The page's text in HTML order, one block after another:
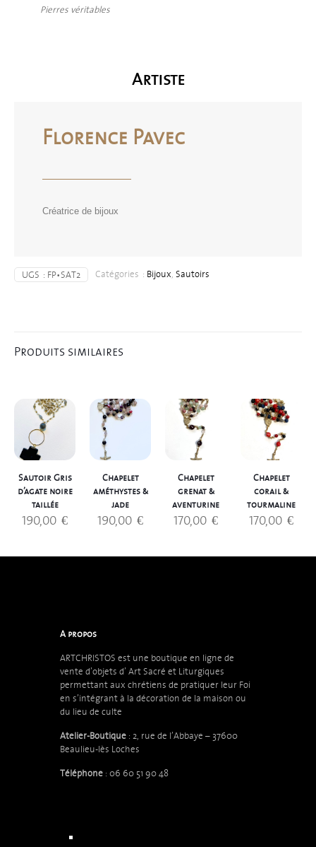
Pierres véritables
Artiste
Florence Pavec
Créatrice de bijoux
UGS : FP•SAT2 Catégories : Bijoux,Sautoirs
Produits similaires
Sautoir Gris
d’agate noire
taillée
190,00 €
Chapelet
améthystes &
jade
190,00 €
Chapelet
grenat &
aventurine
170,00 €
Chapelet
corail &
tourmaline
170,00 €
A propos
ARTCHRISTOS est une boutique en ligne de
vente d’objets d’Art Sacré et Liturgiques
permettant aux chrétiens de pratiquer leur Foi
en s’intégrant à la décoration de la maison ou
du lieu de culte
Atelier-Boutique: 2, rue de l’Abbaye – 37600
Beaulieu-lès Loches
Téléphone: 06 60 51 90 48